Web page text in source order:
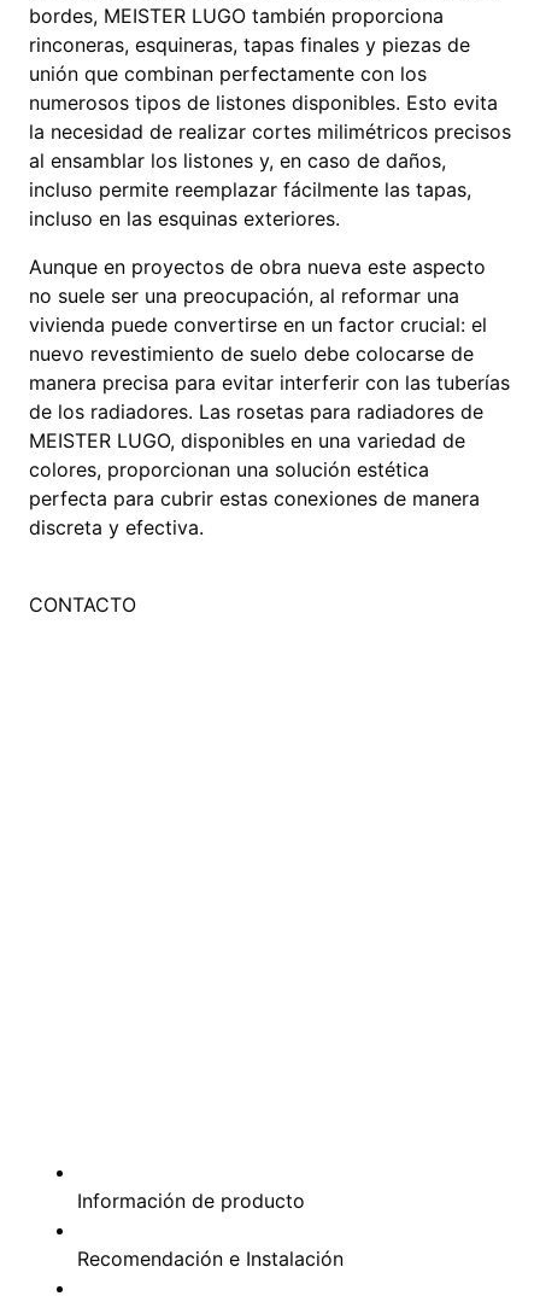
bordes, MEISTER LUGO también proporciona
rinconeras, esquineras, tapas finales y piezas de
unión que combinan perfectamente con los
numerosos tipos de listones disponibles. Esto evita
la necesidad de realizar cortes milimétricos precisos
al ensamblar los listones y, en caso de daños,
incluso permite reemplazar fácilmente las tapas,
incluso en las esquinas exteriores.
Aunque en proyectos de obra nueva este aspecto
no suele ser una preocupación, al reformar una
vivienda puede convertirse en un factor crucial: el
nuevo revestimiento de suelo debe colocarse de
manera precisa para evitar interferir con las tuberías
de los radiadores. Las rosetas para radiadores de
MEISTER LUGO, disponibles en una variedad de
colores, proporcionan una solución estética
perfecta para cubrir estas conexiones de manera
discreta y efectiva.
CONTACTO
Información de producto
Recomendación e Instalación